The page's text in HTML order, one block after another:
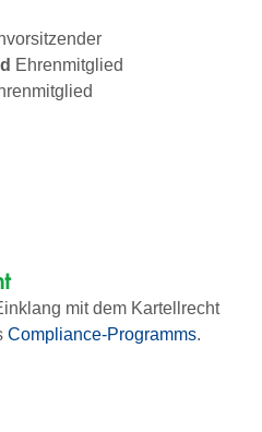
Ehrenmitglied
mit dem Kartellrecht
Compliance-Programms.